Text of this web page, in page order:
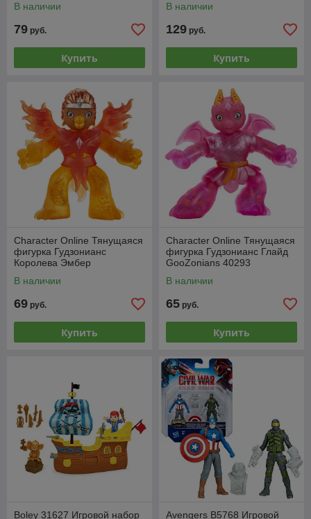
В наличии
79 руб.
Купить
GooJitZu-42842
В наличии
129 руб.
Купить
Character Online Тянущаяся
фигурка Гудзонианс
Королева Эмбер
В наличии
69 руб.
Купить
Character Online Тянущаяся
фигурка Гудзонианс Глайд
GooZonians 40293
В наличии
65 руб.
Купить
Boley 31627 Игровой набор Avengers B5768 Игровой